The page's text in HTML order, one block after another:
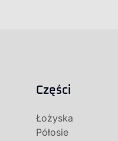
Części
Łożyska
Półosie